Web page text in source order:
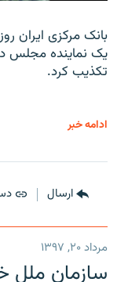
بانک مرکزی ایران
تکذیب کرد.
ادامه خبر
ارسال
مرداد ۲۰, ۱۳۹۷
سازمان ملل